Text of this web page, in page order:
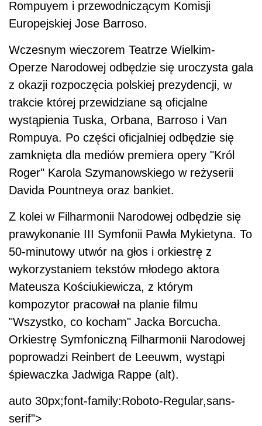
Rompuyem i przewodniczącym Komisji
Europejskiej Jose Barroso.
Wczesnym wieczorem Teatrze Wielkim-
Operze Narodowej odbędzie się uroczysta gala
z okazji rozpoczęcia polskiej prezydencji, w
trakcie której przewidziane są oficjalne
wystąpienia Tuska, Orbana, Barroso i Van
Rompuya. Po części oficjalniej odbędzie się
zamknięta dla mediów premiera opery "Król
Roger" Karola Szymanowskiego w reżyserii
Davida Pountneya oraz bankiet.
Z kolei w Filharmonii Narodowej odbędzie się
prawykonanie III Symfonii Pawła Mykietyna. To
50-minutowy utwór na głos i orkiestrę z
wykorzystaniem tekstów młodego aktora
Mateusza Kościukiewicza, z którym
kompozytor pracował na planie filmu
"Wszystko, co kocham" Jacka Borcucha.
Orkiestrę Symfoniczną Filharmonii Narodowej
poprowadzi Reinbert de Leeuwm, wystąpi
śpiewaczka Jadwiga Rappe (alt).
auto 30px;font-family:Roboto-Regular,sans-
serif">